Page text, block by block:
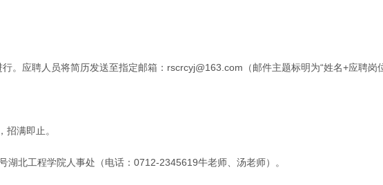
。应聘人员将简历发送至指定邮箱：rscrcyj@163.com（邮件主题标明为“姓名+应聘岗
满即止。
湖北工程学院人事处（电话：0712-2345619牛老师、汤老师）。